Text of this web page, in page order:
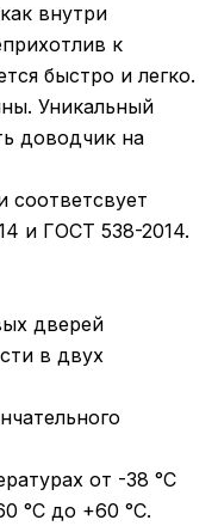
внутри
к
быстро и легко.
Уникальный
доводчик на
и ГОСТ 538-2014.
дверей
в двух
от -38 °C
°C до +60 °C.